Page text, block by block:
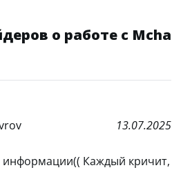
о работе с Mcha
13.07.2025
информации(( Каждый кричит,